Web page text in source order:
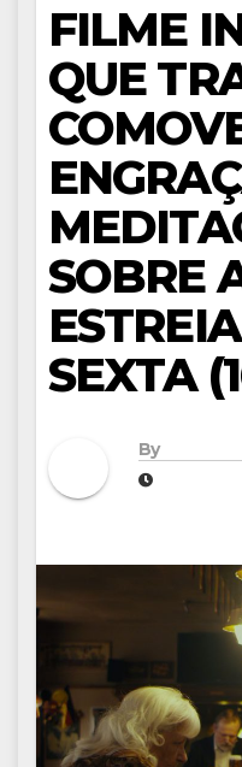
FILME
QUE
SOBRE
SEXTA
By